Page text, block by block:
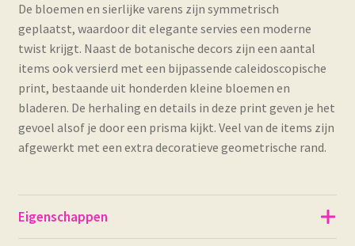
De bloemen en sierlijke varens zijn symmetrisch
geplaatst, waardoor dit elegante servies een moderne
twist krijgt. Naast de botanische decors zijn een aantal
items ook versierd met een bijpassende caleidoscopische
print, bestaande uit honderden kleine bloemen en
bladeren. De herhaling en details in deze print geven je het
gevoel alsof je door een prisma kijkt. Veel van de items zijn
afgewerkt met een extra decoratieve geometrische rand.
Eigenschappen